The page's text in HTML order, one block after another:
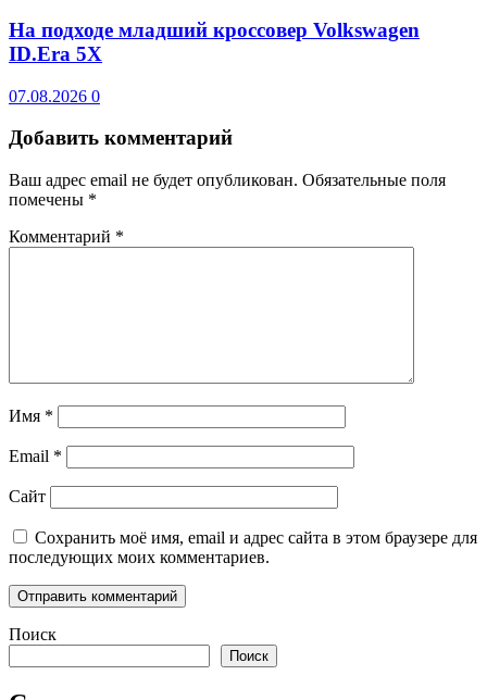
На подходе младший кроссовер Volkswagen
ID.Era 5X
07.08.2026 0
Добавить комментарий
Ваш адрес email не будет опубликован. Обязательные поля
помечены *
Комментарий *
Имя *
Email *
Сайт
Сохранить моё имя, email и адрес сайта в этом браузере для
последующих моих комментариев.
Поиск
Поиск